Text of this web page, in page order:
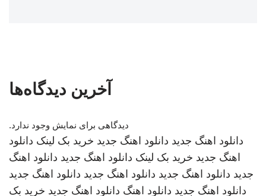
آخرین دیدگاه‌ها
دیدگاهی برای نمایش وجود ندارد.
دانلود اهنگ جدید دانلود اهنگ جدید خرید بک لینک دانلود
اهنگ جدید خرید بک لینک دانلود اهنگ جدید دانلود اهنگ
جدید دانلود اهنگ جدید دانلود اهنگ جدید دانلود اهنگ جدید
دانلود اهنگ جدید دانلود اهنگ دانلود اهنگ جدید خرید بک